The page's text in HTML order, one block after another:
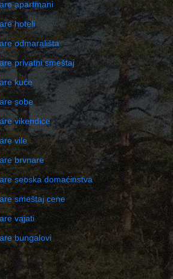
apartmani
hoteli
odmarališta
privatni smeštaj
kuće
sobe
vikendice
vile
brvnare
seoska domaćinstva
smeštaj cene
vajati
bungalovi